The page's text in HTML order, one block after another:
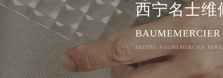
西宁名士维
BEIJING BAUMEMERCIER